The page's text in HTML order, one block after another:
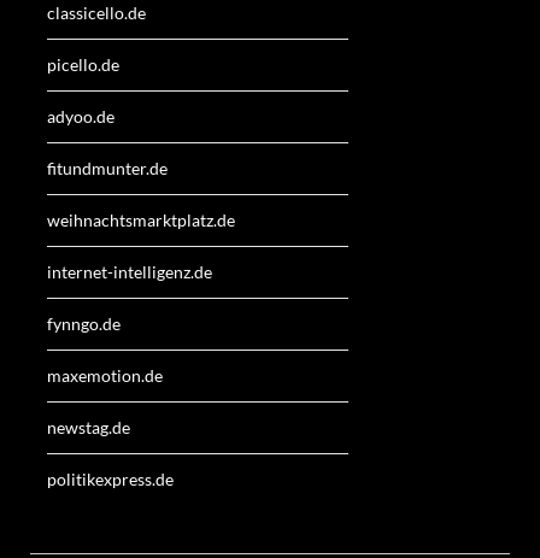
classicello.de
picello.de
adyoo.de
fitundmunter.de
weihnachtsmarktplatz.de
internet-intelligenz.de
fynngo.de
maxemotion.de
newstag.de
politikexpress.de